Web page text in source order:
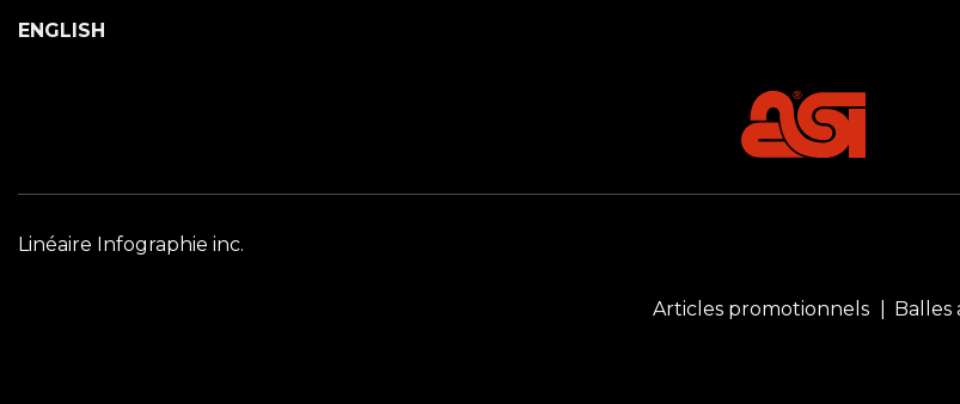
ENGLISH
Linéaire Infographie inc.
Articles promotionnels Balles